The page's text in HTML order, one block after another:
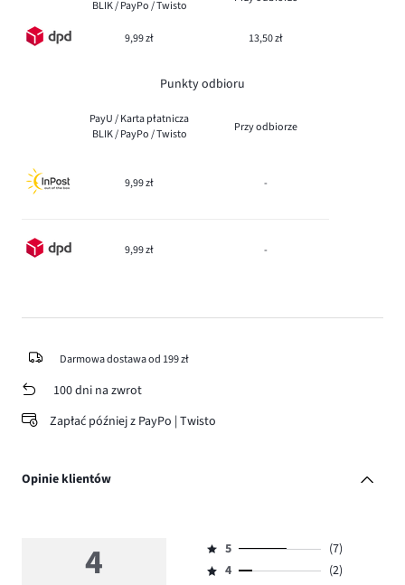
BLIK / PayPo / Twisto
9,99 zł 13,50 zł
Punkty odbioru
PayU / Karta płatnicza
BLIK / PayPo / Twisto
Przy odbiorze
9,99 zł -
9,99 zł -
Darmowa dostawa od 199 zł
100 dni na zwrot
Zapłać później z PayPo | Twisto
Opinie klientów
4
Ocena
5,
5
(7)
Ocena
4
(2)